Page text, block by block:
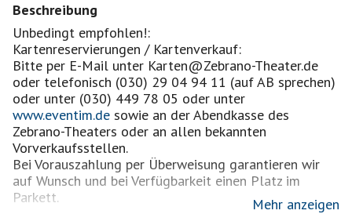
Beschreibung
Unbedingt empfohlen!:
Kartenreservierungen / Kartenverkauf:
Bitte per E-Mail unter Karten@Zebrano-Theater.de
oder telefonisch (030) 29 04 94 11 (auf AB sprechen)
oder unter (030) 449 78 05 oder unter
www.eventim.de sowie an der Abendkasse des
Zebrano-Theaters oder an allen bekannten
Vorverkaufsstellen.
Bei Vorauszahlung per Überweisung garantieren wir
auf Wunsch und bei Verfügbarkeit einen Platz im
Parkett.
Mehr anzeigen